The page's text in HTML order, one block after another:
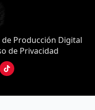
Producción Digital
de Privacidad